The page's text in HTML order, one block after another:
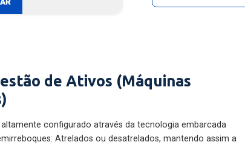
de Ativos (Máquinas
configurado através da tecnologia embarcada
Atrelados ou desatrelados, mantendo assim a